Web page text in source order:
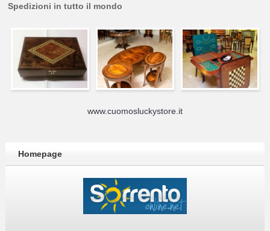
Spedizioni in tutto il mondo
www.cuomosluckystore.it
Homepage